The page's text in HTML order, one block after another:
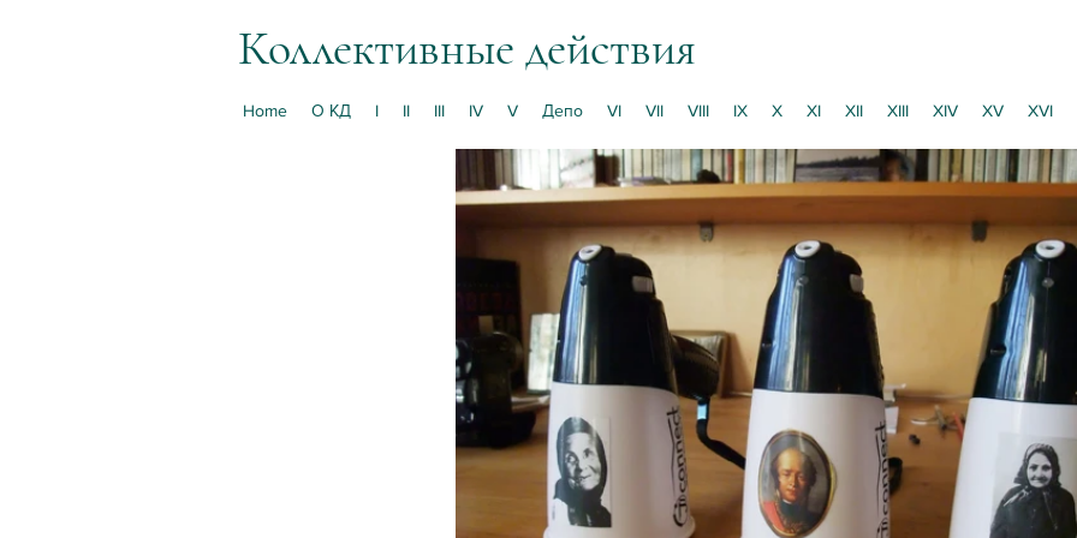
Коллективные действия
Home О КД I II III IV V Депо VI VII VIII IX X XI XII XIII XIV XV XVI